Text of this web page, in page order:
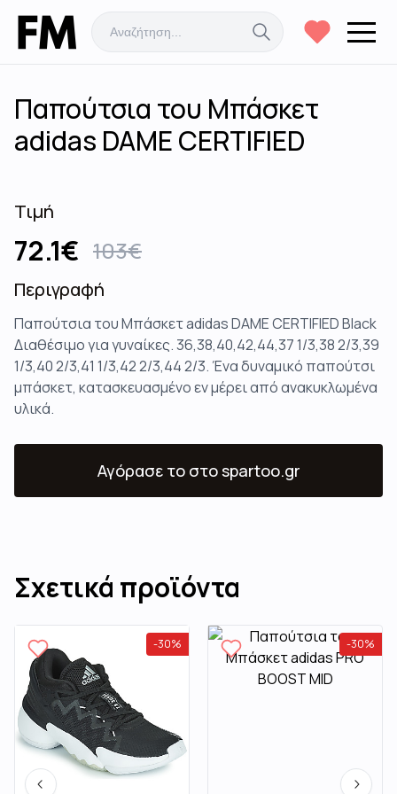
Παπούτσια του Μπάσκετ
adidas DAME CERTIFIED
Τιμή
72.1€ 103€
Περιγραφή
Παπούτσια του Μπάσκετ adidas DAME CERTIFIED Black
Διαθέσιμο για γυναίκες. 36,38,40,42,44,37 1/3,38 2/3,39
1/3,40 2/3,41 1/3,42 2/3,44 2/3. Ένα δυναμικό παπούτσι
μπάσκετ, κατασκευασμένο εν μέρει από ανακυκλωμένα
υλικά.
Αγόρασε το στο spartoo.gr
Σχετικά προϊόντα
-30% -30%